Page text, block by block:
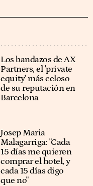
Los bandazos de AX
Partners, el 'private
equity' más celoso
de su reputación en
Barcelona
​​Josep Maria
Malagarriga: "Cada
15 días me quieren
comprar el hotel, y
cada 15 días digo
que no"